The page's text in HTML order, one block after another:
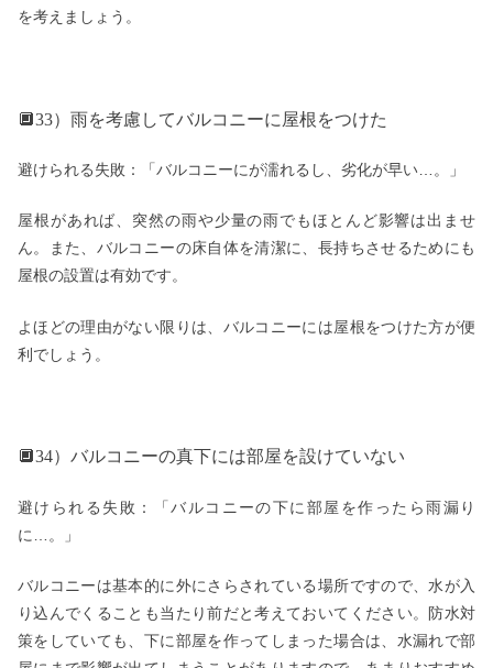
を考えましょう。
🔲33）雨を考慮してバルコニーに屋根をつけた
避けられる失敗：「バルコニーにが濡れるし、劣化が早い…。」
屋根があれば、突然の雨や少量の雨でもほとんど影響は出ませ
ん。また、バルコニーの床自体を清潔に、長持ちさせるためにも
屋根の設置は有効です。
よほどの理由がない限りは、バルコニーには屋根をつけた方が便
利でしょう。
🔲34）バルコニーの真下には部屋を設けていない
避けられる失敗：「バルコニーの下に部屋を作ったら雨漏り
に…。」
バルコニーは基本的に外にさらされている場所ですので、水が入
り込んでくることも当たり前だと考えておいてください。防水対
策をしていても、下に部屋を作ってしまった場合は、水漏れで部